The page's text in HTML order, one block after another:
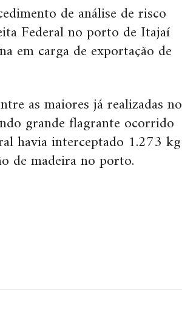
de análise de risco
Federal no porto de Itajaí
em carga de exportação de
as maiores já realizadas no
grande flagrante ocorrido
havia interceptado 1.273 kg
de madeira no porto.